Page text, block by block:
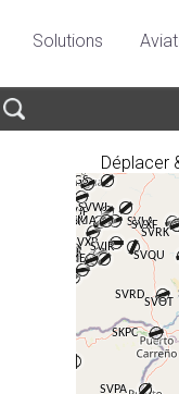
Solutions
Déplacer